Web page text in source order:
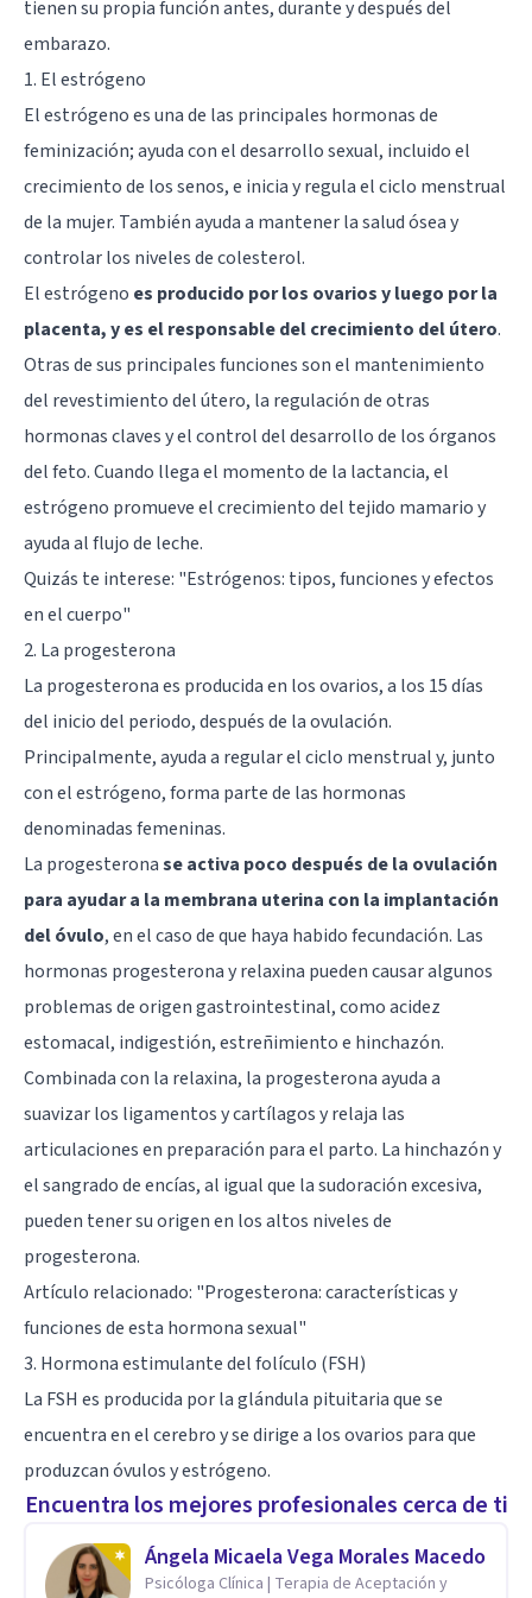
tienen su propia función antes, durante y después del
embarazo.
1. El estrógeno
El estrógeno es una de las principales hormonas de
feminización; ayuda con el desarrollo sexual, incluido el
crecimiento de los senos, e inicia y regula el ciclo menstrual
de la mujer. También ayuda a mantener la salud ósea y
controlar los niveles de colesterol.
El estrógeno es producido por los ovarios y luego por la
placenta, y es el responsable del crecimiento del útero.
Otras de sus principales funciones son el mantenimiento
del revestimiento del útero, la regulación de otras
hormonas claves y el control del desarrollo de los órganos
del feto. Cuando llega el momento de la lactancia, el
estrógeno promueve el crecimiento del tejido mamario y
ayuda al flujo de leche.
Quizás te interese: "Estrógenos: tipos, funciones y efectos
en el cuerpo"
2. La progesterona
La progesterona es producida en los ovarios, a los 15 días
del inicio del periodo, después de la ovulación.
Principalmente, ayuda a regular el ciclo menstrual y, junto
con el estrógeno, forma parte de las hormonas
denominadas femeninas.
La progesteronase activa poco después de la ovulación
para ayudar a la membrana uterina con la implantación
del óvulo, en el caso de que haya habido fecundación. Las
hormonas progesterona y relaxina pueden causar algunos
problemas de origen gastrointestinal, como acidez
estomacal, indigestión, estreñimiento e hinchazón.
Combinada con la relaxina, la progesterona ayuda a
suavizar los ligamentos y cartílagos y relaja las
articulaciones en preparación para el parto. La hinchazón y
el sangrado de encías, al igual que la sudoración excesiva,
pueden tener su origen en los altos niveles de
progesterona.
Artículo relacionado: "Progesterona: características y
funciones de esta hormona sexual"
3. Hormona estimulante del folículo (FSH)
La FSH es producida por la glándula pituitaria que se
encuentra en el cerebro y se dirige a los ovarios para que
produzcan óvulos y estrógeno.
Encuentra los mejores profesionales cerca de ti
Ángela Micaela Vega Morales Macedo
Psicóloga Clínica | Terapia de Aceptación y